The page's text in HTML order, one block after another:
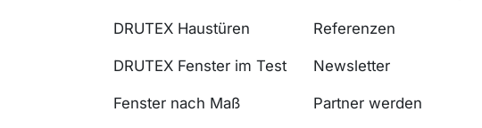
DRUTEX Haustüren
DRUTEX Fenster im Test
Fenster nach Maß
Referenzen
Newsletter
Partner werden